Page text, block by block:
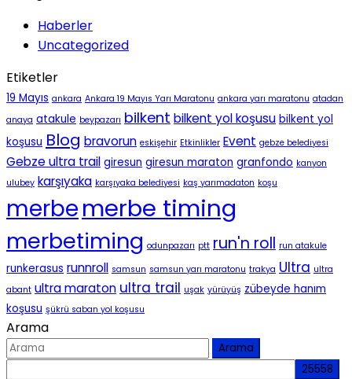
Haberler
Uncategorized
Etiketler
19 Mayıs ankara Ankara 19 Mayıs Yarı Maratonu ankara yarı maratonu atadan
anaya atakule beypazarı bilkent bilkent yol koşusu bilkent yol
koşusu Blog bravorun eskişehir Etkinlikler Event gebze belediyesi
Gebze ultra trail giresun giresun maraton granfondo kanyon
ulubey karşıyaka karşıyaka belediyesi kaş yarımadaton koşu
merbemerbe timing
merbetiming odunpazarı ptt run'n roll run atakule
runkerasus runnroll samsun samsun yarı maratonu trakya Ultra ultra
abant ultra maraton ultra trail uşak yürüyüş zübeyde hanım
koşusu şükrü saban yol koşusu
Arama
Arama